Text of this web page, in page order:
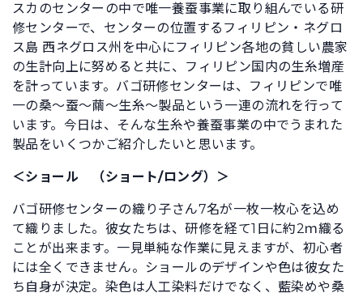
スカのセンターの中で唯一養蚕事業に取り組んでいる研
修センターで、センターの位置するフィリピン・ネグロ
ス島 西ネグロス州を中心にフィリピン各地の貧しい農家
の生計向上に努めると共に、フィリピン国内の生糸増産
を計っています。バゴ研修センターは、フィリピンで唯
一の桑～蚕～繭～生糸～製品という一連の流れを行って
います。今日は、そんな生糸や養蚕事業の中でうまれた
製品をいくつかご紹介したいと思います。
＜ショール （ショート/ロング）＞
バゴ研修センターの織り子さん7名が一枚一枚心を込め
て織りました。彼女たちは、研修を経て1日に約2ｍ織る
ことが出来ます。一見単純な作業に見えますが、初心者
には全くできません。ショールのデザインや色は彼女た
ち自身が決定。染色は人工染料だけでなく、藍染めや桑